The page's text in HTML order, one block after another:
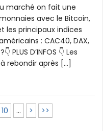
marché on fait une
avec le Bitcoin,
les principaux indices
: CAC40, DAX,
PLUS D’INFOS 👇 Les
rebondir après […]
10 … > >>